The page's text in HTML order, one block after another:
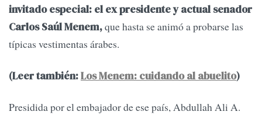
invitado especial: el ex presidente y actual senador
Carlos Saúl Menem,que hasta se animó a probarse las
típicas vestimentas árabes.
(Leer también:Los Menem: cuidando al abuelito)
Presidida por el embajador de ese país, Abdullah Ali A.